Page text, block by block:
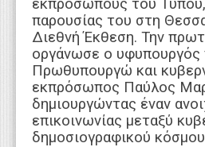
εκπροσώπους του
παρουσίας του στη
Διεθνή Έκθεση. Την
οργάνωσε ο
Πρωθυπουργώ και
εκπρόσωπος Παύλος
δημιουργώντας έναν
επικοινωνίας μεταξύ
δημοσιογραφικού